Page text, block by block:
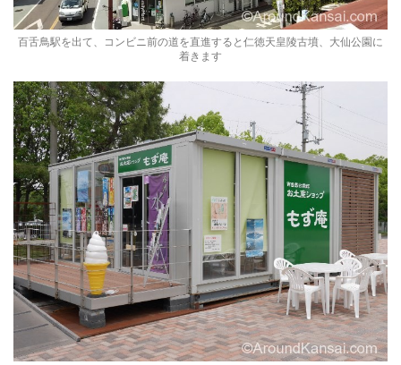
百舌鳥駅を出て、コンビニ前の道を直進すると仁徳天皇陵古墳、大仙公園に
着きます